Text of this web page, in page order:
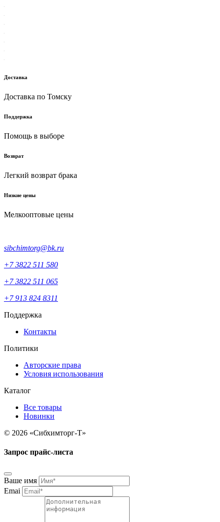
Доставка
Доставка по Томску
Поддержка
Помощь в выборе
Возврат
Легкий возврат брака
Низкие цены
Мелкооптовые цены
sibchimtorg@bk.ru
+7 3822 511 580
+7 3822 511 065
+7 913 824 8311
Поддержка
Контакты
Политики
Авторские права
Условия использования
Каталог
Все товары
Новинки
© 2026 «Сибхимторг-Т»
Запрос прайс-листа
Ваше имя
Emai